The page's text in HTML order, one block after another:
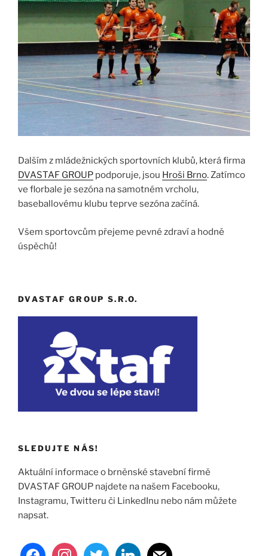
Dalším z mládežnických sportovních klubů, která firma
DVASTAF GROUP podporuje, jsou Hroši Brno. Zatímco
ve florbale je sezóna na samotném vrcholu,
baseballovému klubu teprve sezóna začíná.
Všem sportovcům přejeme pevné zdraví a hodně
úspěchů!
DVASTAF GROUP S.R.O.
SLEDUJTE NÁS!
Aktuální informace o brněnské stavební firmě
DVASTAF GROUP najdete na našem Facebooku,
Instagramu, Twitteru či LinkedInu nebo nám můžete
napsat.
facebookinstagramtwitter linkedinmail